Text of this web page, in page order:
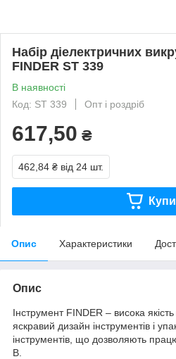
Набір діелектричних
FINDER ST 339
В наявності
Код: ST 339
Опт і роздріб
617,50 ₴
462,84 ₴ від 24 шт.
Опис Характеристики
Опис
Інструмент FINDER – висока
яскравий дизайн інструментів і
інструментів, що дозволяють
В.